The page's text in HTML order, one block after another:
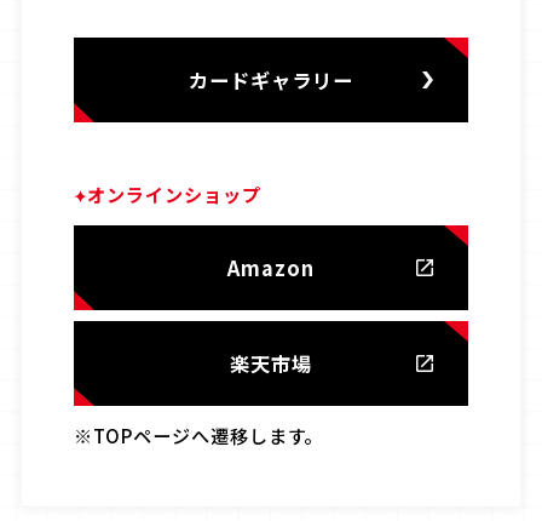
カードギャラリー
オンラインショップ
Amazon
楽天市場
※TOPページへ遷移します。